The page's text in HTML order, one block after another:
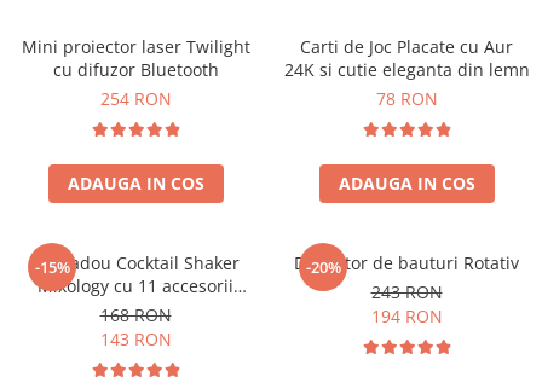
Mini proiector laser Twilight
cu difuzor Bluetooth
254 RON
ADAUGA IN COS
Carti de Joc Placate cu Aur
24K si cutie eleganta din lemn
78 RON
ADAUGA IN COS
-15%
Set cadou Cocktail Shaker
Mixology cu 11 accesorii
750ml Argintiu
168 RON
143 RON
-20%
Decantor de bauturi Rotativ
243 RON
194 RON